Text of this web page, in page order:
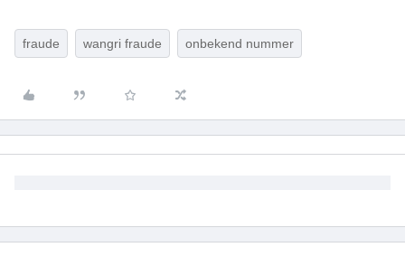
fraude wangri fraude onbekend nummer